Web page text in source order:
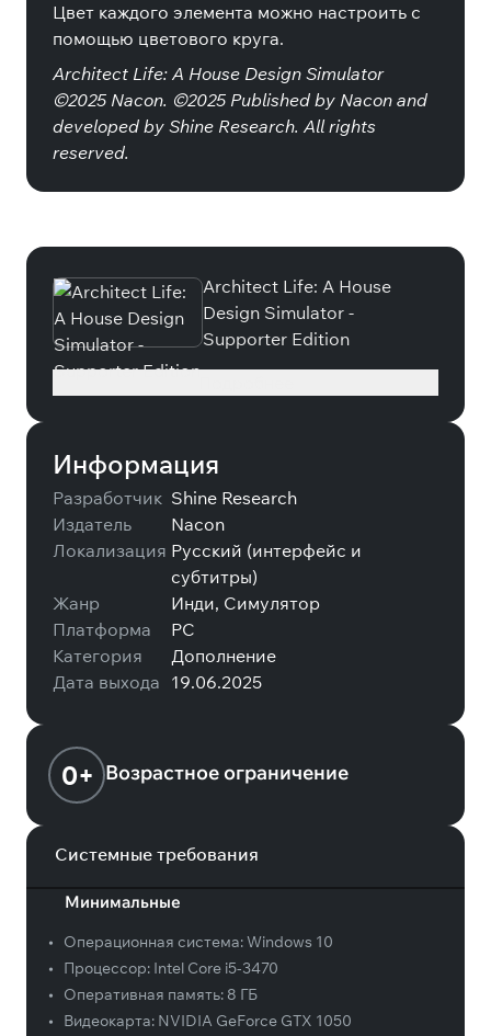
Цвет каждого элемента можно настроить с
помощью цветового круга.
Architect Life: A House Design Simulator
©2025 Nacon. ©2025 Published by Nacon and
developed by Shine Research. All rights
reserved.
Architect Life: A House
Design Simulator -
Supporter Edition
Информация
Разработчик Shine Research
Издатель
Nacon
Локализация Русский (интерфейс и
субтитры)
Жанр
Инди, Симулятор
Платформа
PC
Категория
Дополнение
Дата выхода 19.06.2025
0+ Возрастное ограничение
Системные требования
Минимальные
• Операционная система:Windows 10
•
Процессор: Intel Core i5-3470
•
Оперативная память: 8 ГБ
•
Видеокарта: NVIDIA GeForce GTX 1050